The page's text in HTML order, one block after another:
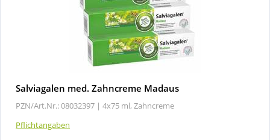
Salviagalen med. Zahncreme Madaus
PZN/Art.Nr.: 08032397 | 4x75 ml, Zahncreme
Pflichtangaben